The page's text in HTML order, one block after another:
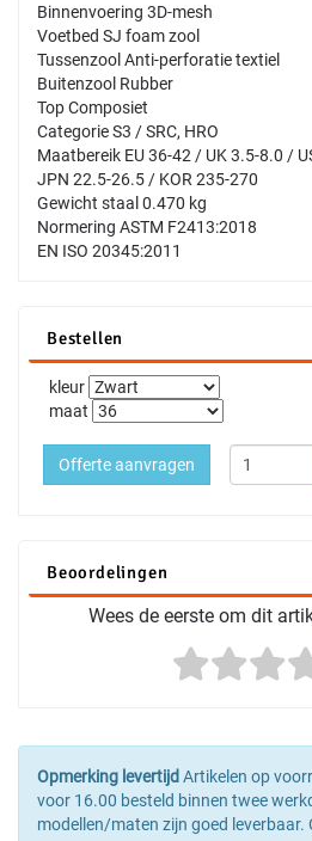
Binnenvoering 3D-mesh
Voetbed SJ foam zool
Tussenzool Anti-perforatie textiel
Buitenzool Rubber
Top Composiet
Categorie S3 / SRC, HRO
Maatbereik EU 36-42 / UK 3.5-8.0 /
JPN 22.5-26.5 / KOR 235-270
Gewicht staal 0.470 kg
Normering ASTM F2413:2018
EN ISO 20345:2011
Bestellen
kleur
maat
Offerte aanvragen
Beoordelingen
Wees de eerste om dit
Opmerking levertijdArtikelen op
voor 16.00 besteld binnen twee
modellen/maten zijn goed leverbaar.